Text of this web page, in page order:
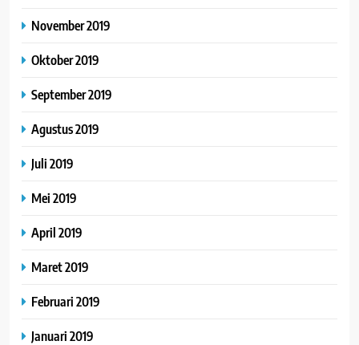
November 2019
Oktober 2019
September 2019
Agustus 2019
Juli 2019
Mei 2019
April 2019
Maret 2019
Februari 2019
Januari 2019